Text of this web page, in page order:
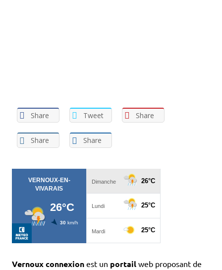
Share Tweet Share
Share Share
Vernoux connexion est un portail web proposant de